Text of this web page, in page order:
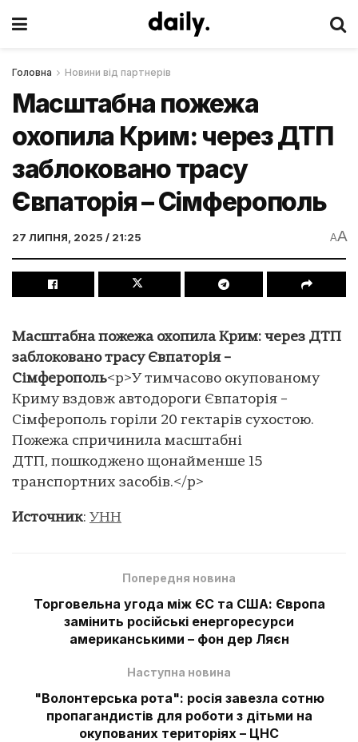
Головна Новини від партнерів
Масштабна пожежа
охопила Крим: через ДТП
заблоковано трасу
Євпаторія – Сімферополь
27 ЛИПНЯ, 2025 / 21:25 AA
Масштабна пожежа охопила Крим: через ДТП
заблоковано трасу Євпаторія –
Сімферополь<p>У тимчасово окупованому
Криму вздовж автодороги Євпаторія –
Сімферополь горіли 20 гектарів сухостою.
Пожежа спричинила масштабні
ДТП, пошкоджено щонайменше 15
транспортних засобів.</p>
Источник: УНН
Попередня новина
Торговельна угода між ЄС та США: Європа
замінить російські енергоресурси
американськими – фон дер Ляєн
Наступна новина
"Волонтерська рота": росія завезла сотню
пропагандистів для роботи з дітьми на
окупованих територіях – ЦНС